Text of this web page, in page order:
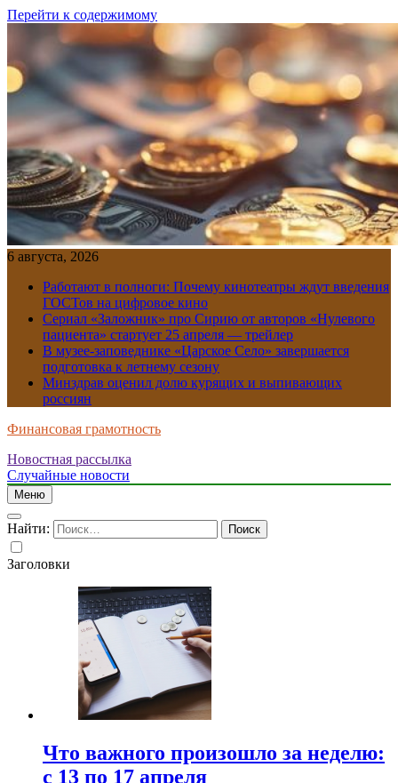
Перейти к содержимому
6 августа, 2026
Работают в полноги: Почему кинотеатры ждут введения
ГОСТов на цифровое кино
Сериал «Заложник» про Сирию от авторов «Нулевого
пациента» стартует 25 апреля — трейлер
В музее-заповеднике «Царское Село» завершается
подготовка к летнему сезону
Минздрав оценил долю курящих и выпивающих
россиян
Финансовая грамотность
Новостная рассылка
Случайные новости
Меню
Найти:
Заголовки
Что важного произошло за неделю:
с 13 по 17 апреля